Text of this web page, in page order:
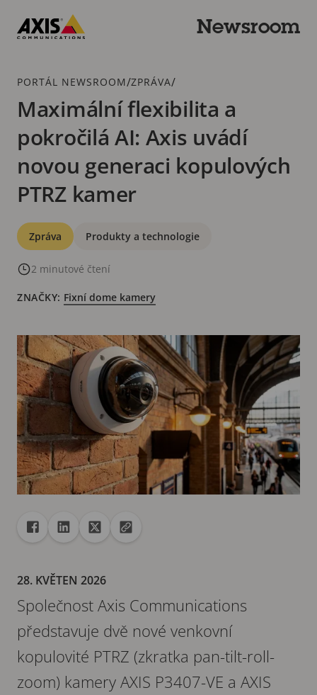
k hlavnímu
obsahu
Newsroom
Drobečková
navigace
PORTÁL NEWSROOM/ZPRÁVA/
Maximální flexibilita a
pokročilá AI: Axis uvádí
novou generaci kopulových
PTRZ kamer
Kategorie
Zpráva Produkty a technologie
2 minutové čtení
ZNAČKY: Fixní dome kamery
SdíletSdílet na Facebook
Sdílet na Linkedin
Sdílet na XZkopírovat adresu URL do schránky
28. KVĚTEN 2026
Společnost Axis Communications
představuje dvě nové venkovní
kopulovité PTRZ (zkratka pan-tilt-roll-
zoom) kamery AXIS P3407-VE a AXIS